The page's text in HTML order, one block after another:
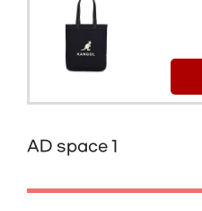
AD space 1